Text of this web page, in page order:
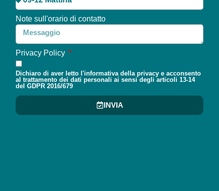
Note sull'orario di contatto
Privacy Policy
Dichiaro di aver letto l'informativa della privacy e acconsento
al trattamento dei dati personali ai sensi degli articoli 13-14
del GDPR 2016/679
INVIA